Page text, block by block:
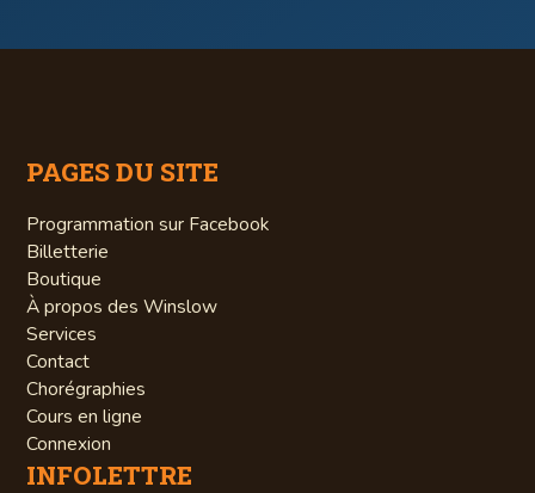
PAGES DU SITE
Programmation sur Facebook
Billetterie
Boutique
À propos des Winslow
Services
Contact
Chorégraphies
Cours en ligne
Connexion
INFOLETTRE